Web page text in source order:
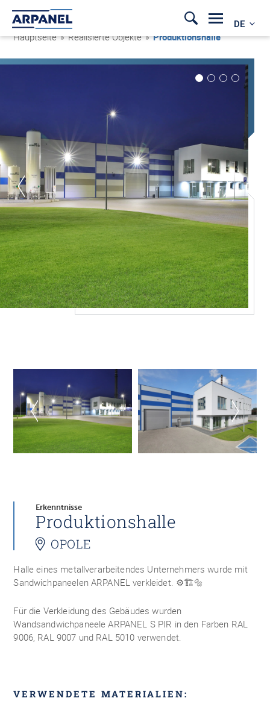
DE
Hauptseite » Realisierte Objekte »Produktionshalle
Erkenntnisse
Produktionshalle
OPOLE
Halle eines metallverarbeitendes Unternehmers wurde mit
Sandwichpaneelen ARPANEL verkleidet. ⚙️🏗🔩
Für die Verkleidung des Gebäudes wurden
Wandsandwichpaneele ARPANEL S PIR in den Farben RAL
9006, RAL 9007 und RAL 5010 verwendet.
VERWENDETE MATERIALIEN: